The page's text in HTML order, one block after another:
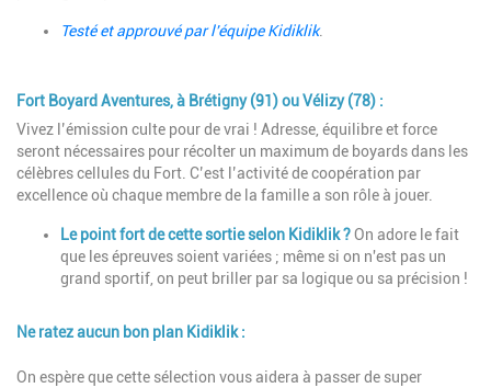
Testé et approuvé par l'équipe Kidiklik.
Description
Fort Boyard Aventures, à Brétigny (91) ou Vélizy (78) :
Vivez l’émission culte pour de vrai ! Adresse, équilibre et force
seront nécessaires pour récolter un maximum de boyards dans les
célèbres cellules du Fort. C’est l’activité de coopération par
excellence où chaque membre de la famille a son rôle à jouer.
Le point fort de cette sortie selon Kidiklik ?On adore le fait
que les épreuves soient variées ; même si on n'est pas un
grand sportif, on peut briller par sa logique ou sa précision !
Ne ratez aucun bon plan Kidiklik :
Description
On espère que cette sélection vous aidera à passer de super